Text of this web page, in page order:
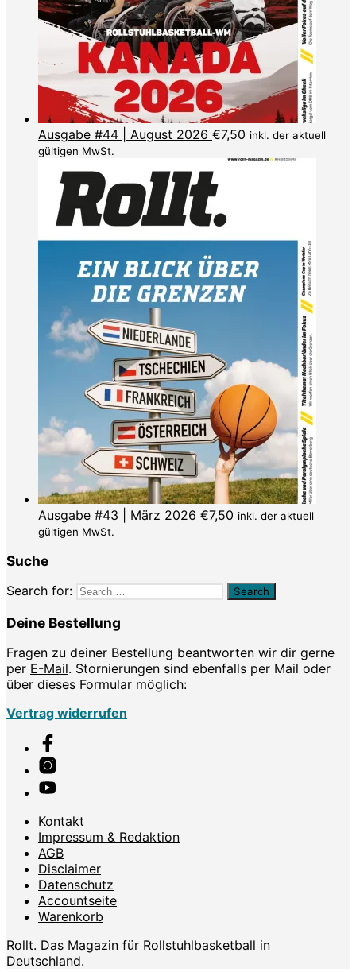
Ausgabe #44 | August 2026 €7,50 inkl. der aktuell
gültigen MwSt.
Ausgabe #43 | März 2026 €7,50 inkl. der aktuell
gültigen MwSt.
Suche
Search for:
Deine Bestellung
Fragen zu deiner Bestellung beantworten wir dir gerne
per E-Mail. Stornierungen sind ebenfalls per Mail oder
über dieses Formular möglich:
Vertrag widerrufen
Kontakt
Impressum & Redaktion
AGB
Disclaimer
Datenschutz
Accountseite
Warenkorb
Rollt. Das Magazin für Rollstuhlbasketball in
Deutschland.